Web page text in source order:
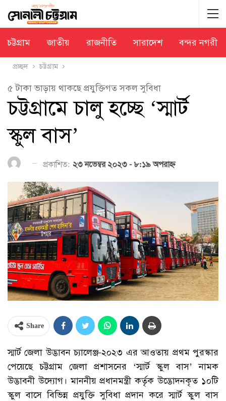
চট্টগ্রাম জাতীয় রাজনীতি সারাদেশ বন্দর নগরী
প্রচ্ছদ চট্টগ্রাম
৫ টাকা ভাড়ায় থাকছে প্রযুক্তিগত সকল সুবিধা
চট্টগ্রামে চালু হচ্ছে ‘স্মার্ট
স্কুল বাস’
প্রকাশিত: ২৩ নভেম্বর ২০২৩ - ৮:১৯ অপরাহ্ণ
Share
স্মার্ট জেলা উদ্ভাবন চ্যালেঞ্জ-২০২৩ এর আওতায় প্রথম পুরস্কার
পেয়েছে চট্টগ্রাম জেলা প্রশাসনের ‘স্মার্ট স্কুল বাস’ নামক
উদ্ভাবনী উদ্যোগ। মাননীয় প্রধানমন্ত্রী কর্তৃক উদ্ভোদনকৃত ১০টি
স্কুল বাসে বিভিন্ন প্রযুক্তি সুবিধা প্রদান করে স্মার্ট স্কুল বাস